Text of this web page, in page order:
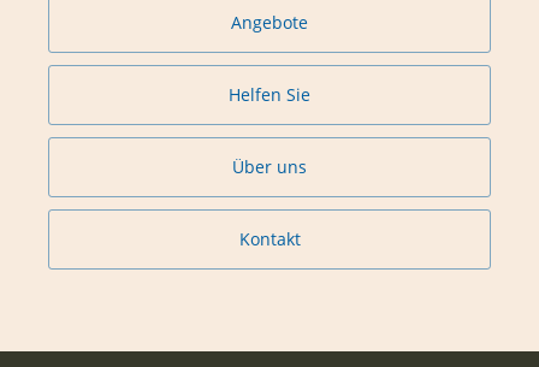
Angebote
Helfen Sie
Über uns
Kontakt